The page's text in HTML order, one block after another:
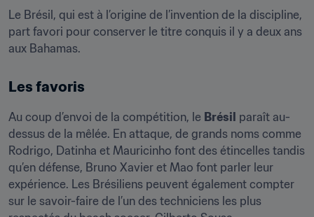
Le Brésil, qui est à l’origine de l’invention de la discipline,
part favori pour conserver le titre conquis il y a deux ans
aux Bahamas.
Les favoris
Au coup d’envoi de la compétition, le Brésil paraît au-
dessus de la mêlée. En attaque, de grands noms comme
Rodrigo, Datinha et Mauricinho font des étincelles tandis
qu’en défense, Bruno Xavier et Mao font parler leur
expérience. Les Brésiliens peuvent également compter
sur le savoir-faire de l’un des techniciens les plus